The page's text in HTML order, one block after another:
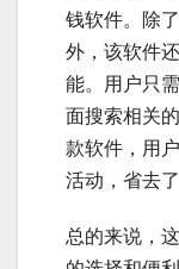
钱软件。除
外，该软件
能。用户只
面搜索相关
款软件，用
活动，省去
总的来说，